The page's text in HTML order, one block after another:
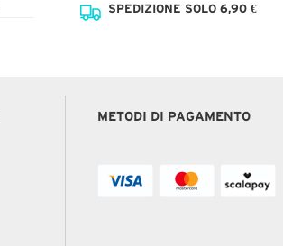
SPEDIZIONE SOLO 6,90 €
METODI DI PAGAMENTO